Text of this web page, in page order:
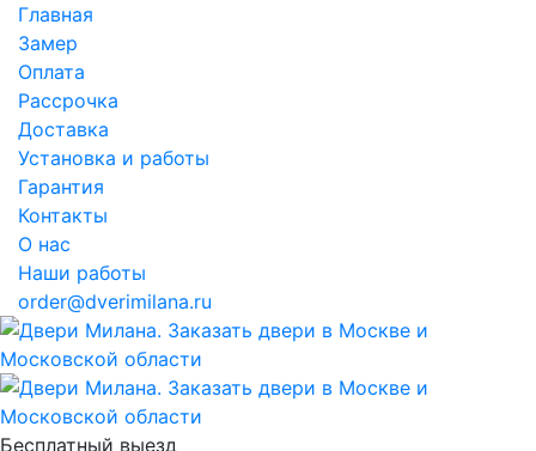
Главная
Замер
Оплата
Рассрочка
Доставка
Установка и работы
Гарантия
Контакты
О нас
Наши работы
order@dverimilana.ru
Бесплатный выезд